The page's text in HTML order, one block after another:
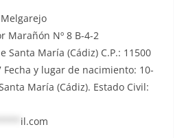
Marañón Nº 8 B-4-2
Santa María (Cádiz) C.P.: 11500
Fecha y lugar de nacimiento: 10-
María (Cádiz). Estado Civil:
il.com